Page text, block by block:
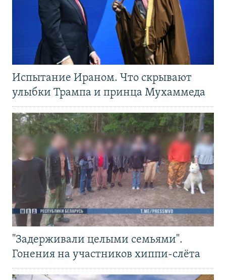
Испытание Ираном. Что скрывают
улыбки Трампа и принца Мухаммеда
"Задерживали целыми семьями".
Гонения на участников хиппи-слёта